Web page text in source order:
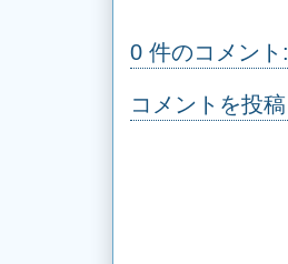
0 件のコメント:
コメントを投稿